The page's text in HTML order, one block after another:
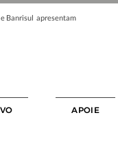
Banrisul apresentam
APOIE